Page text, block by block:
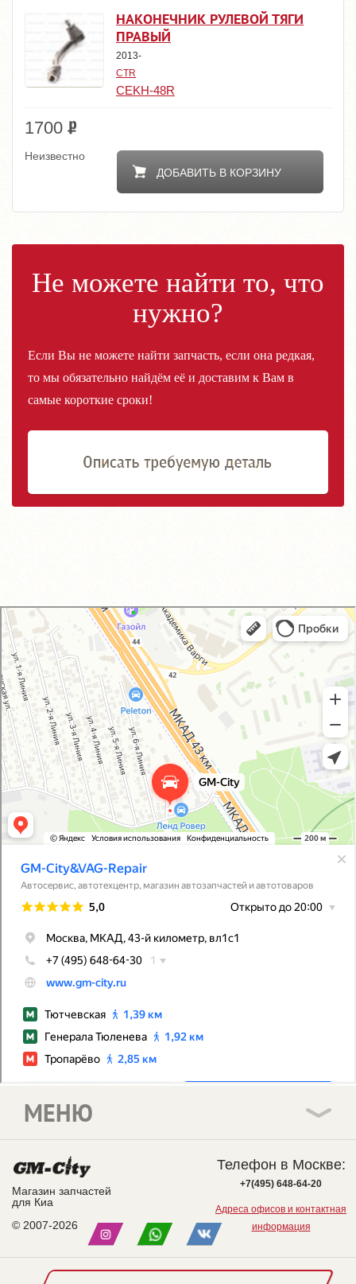
НАКОНЕЧНИК РУЛЕВОЙ ТЯГИ
ПРАВЫЙ
2013-
CTR
CEKH-48R
1700
ДОБАВИТЬ В КОРЗИНУ
Неизвестно
Не можете найти то, что
нужно?
Если Вы не можете найти запчасть, если она редкая,
то мы обязательно найдём её и доставим к Вам в
самые короткие сроки!
GM-City&VAG-Repair
Автосервис, автотехцентр в Москве
Магазин автозапчастей и автотоваров в Москве
Магазин запчастей
для Киа
© 2007-2026
МЕНЮ
Телефон в Москве:
+7(495) 648-64-20
Адреса офисов и контактная
информация